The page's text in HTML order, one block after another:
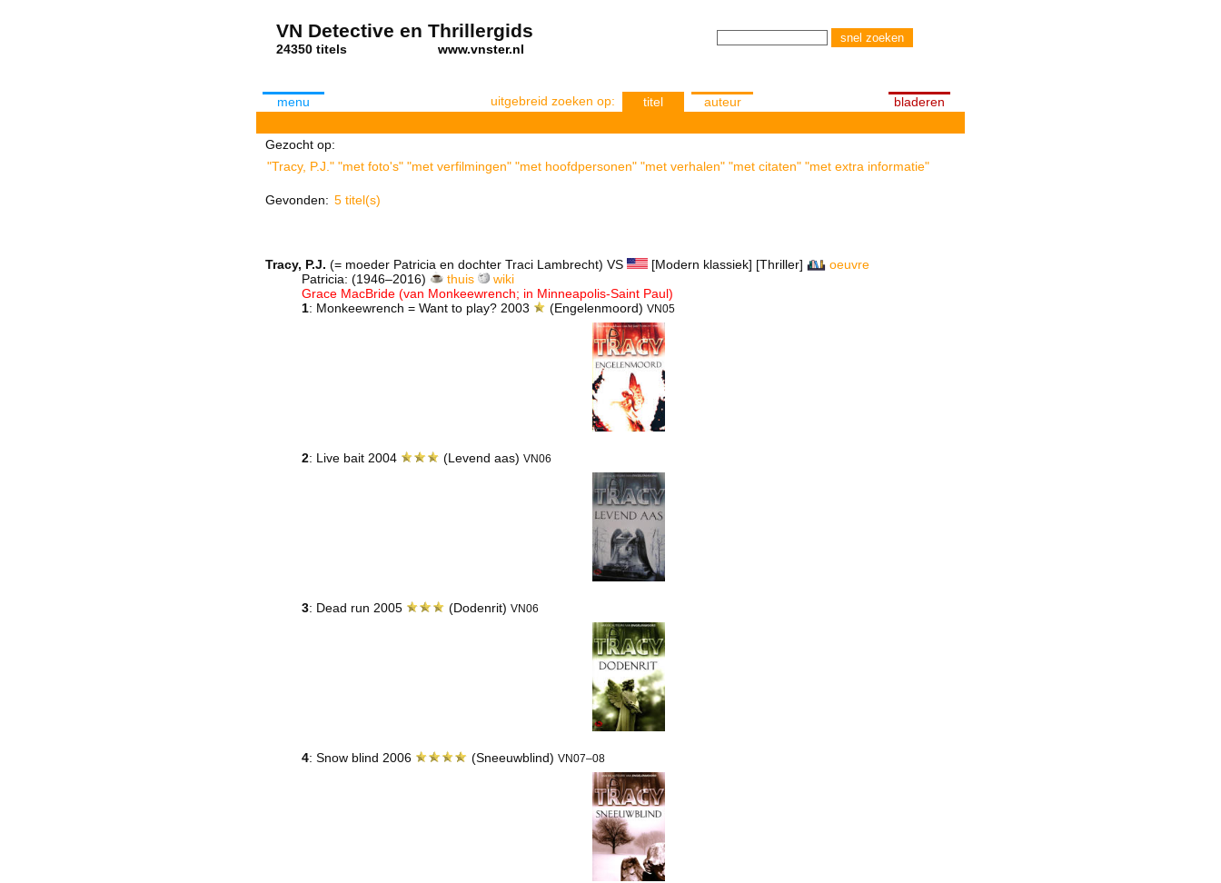
VN Detective en Thrillergids
24350 titels www.vnster.nl
menu uitgebreid zoeken op: titel auteur bladeren
Gezocht op:
"Tracy, P.J." "met foto's" "met verfilmingen" "met hoofdpersonen" "met verhalen" "met citaten" "met extra informatie"
Gevonden: 5 titel(s)
Tracy, P.J. (= moeder Patricia en dochter Traci Lambrecht) VS [Modern klassiek] [Thriller]
oeuvre
Patricia: (1946–2016)
thuis
wiki
Grace MacBride (van Monkeewrench; in Minneapolis-Saint Paul)
1: Monkeewrench = Want to play? 2003 (Engelenmoord)VN05
2: Live bait 2004 (Levend aas)VN06
3: Dead run 2005 (Dodenrit)VN06
4: Snow blind 2006 (Sneeuwblind) VN07–08